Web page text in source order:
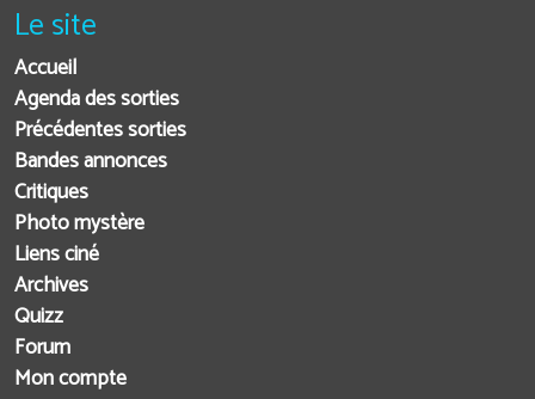
Le site
Accueil
Agenda des sorties
Précédentes sorties
Bandes annonces
Critiques
Photo mystère
Liens ciné
Archives
Quizz
Forum
Mon compte